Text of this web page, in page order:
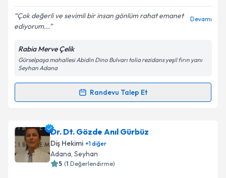
Kişisel verilerimin işlenmesine ilişkin
Metni'ni okudum ve kişisel verilerimin belirtilen
kapsamda işlenmesini kabul ediyorum.
Takvim Talebini Gönder
Çok değerli ve sevimli bir insan gönlüm rahat emanet
ediyorum...
Devamı
Rabia Merve Çelik
Gürselpaşa mahallesi Abidin Dino Bulvarı tolia rezidans yeşil fırın yanı
Seyhan Adana
Randevu Talep Et
Randevu Takvimi Talebi
Doç. Dr. Dt. Rabia Merve Çelikiçin randevu takvimi
talebi oluşturun. Size bu uzmandan randevu almanız
için bir takvim hazırlandığında e-posta ile
bilgilendireceğiz.
Dr. Dt. Gözde Anıl Gürbüz
Diş Hekimi +1diğer
Adana, Seyhan
5 (1 Değerlendirme)